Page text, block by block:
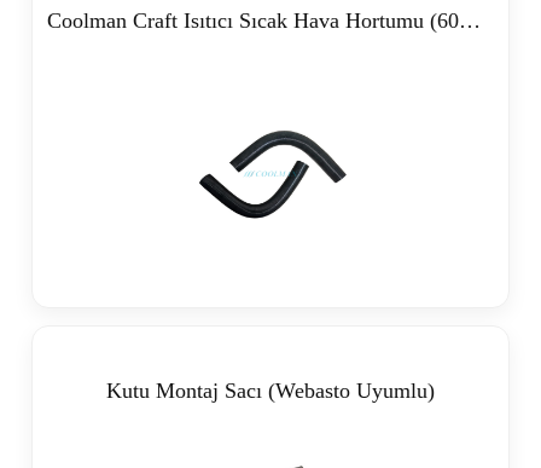
Coolman Craft Isıtıcı Sıcak Hava Hortumu (60mm)
Kutu Montaj Sacı (Webasto Uyumlu)